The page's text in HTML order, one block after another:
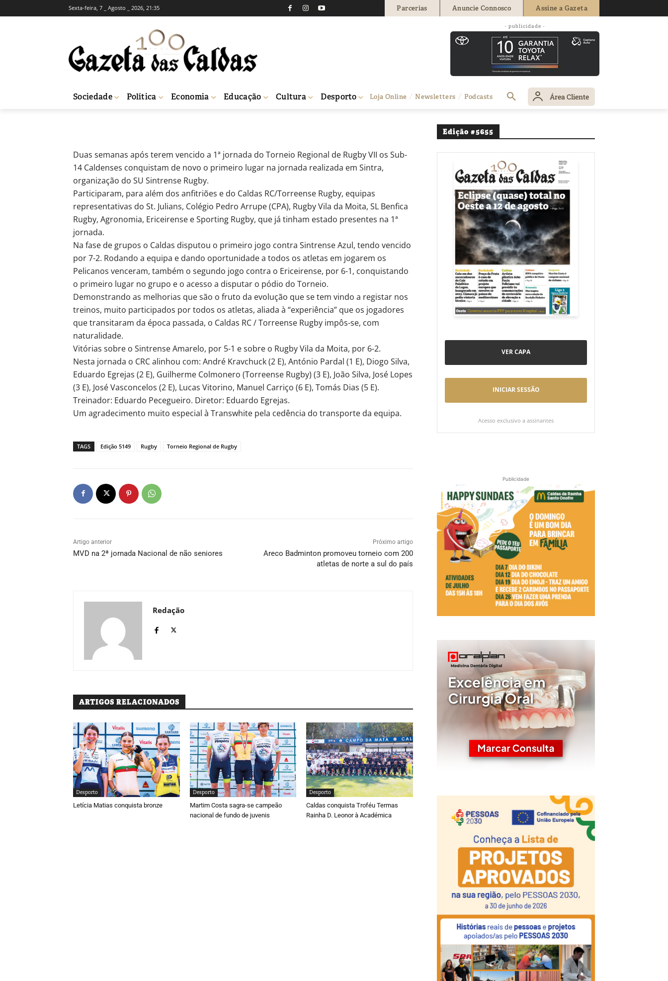
Sexta-feira, 7 _ Agosto _ 2026, 21:35 Parcerias Anuncie Connosco Assine a Gazeta
- publicidade -
Sociedade Política Economia Educação Cultura Desporto Loja Online Newsletters Podcasts Área Cliente
DESPORTO
Pelicanos vencem de novo em Sintra
Redação 25 de Novembro, 2016
Duas semanas após terem vencido a 1ª jornada do Torneio Regional de Rugby VII os Sub-
14 Caldenses conquistam de novo o primeiro lugar na jornada realizada em Sintra,
organização do SU Sintrense Rugby.
Participaram, para além dos anfitriões e do Caldas RC/Torreense Rugby, equipas
representativas do St. Julians, Colégio Pedro Arrupe (CPA), Rugby Vila da Moita, SL Benfica
Rugby, Agronomia, Ericeirense e Sporting Rugby, que já tinham estado presentes na 1ª
jornada.
Na fase de grupos o Caldas disputou o primeiro jogo contra Sintrense Azul, tendo vencido
por 7-2. Rodando a equipa e dando oportunidade a todos os atletas em jogarem os
Pelicanos venceram, também o segundo jogo contra o Ericeirense, por 6-1, conquistando
o primeiro lugar no grupo e o acesso a disputar o pódio do Torneio.
Demonstrando as melhorias que são o fruto da evolução que se tem vindo a registar nos
treinos, muito participados por todos os atletas, aliada à “experiência” que os jogadores
que transitaram da época passada, o Caldas RC / Torreense Rugby impôs-se, com
naturalidade.
Vitórias sobre o Sintrense Amarelo, por 5-1 e sobre o Rugby Vila da Moita, por 6-2.
Nesta jornada o CRC alinhou com: André Kravchuck (2 E), António Pardal (1 E), Diogo Silva,
Eduardo Egrejas (2 E), Guilherme Colmonero (Torreense Rugby) (3 E), João Silva, José Lopes
(3 E), José Vasconcelos (2 E), Lucas Vitorino, Manuel Carriço (6 E), Tomás Dias (5 E).
Treinador: Eduardo Pecegueiro. Diretor: Eduardo Egrejas.
Um agradecimento muito especial à Transwhite pela cedência do transporte da equipa.
TAGS Edição 5149 Rugby Torneio Regional de Rugby
Artigo anterior
MVD na 2ª jornada Nacional de não seniores
Próximo artigo
Areco Badminton promoveu torneio com 200
atletas de norte a sul do país
Redação
ARTIGOS RELACIONADOS
Desporto
Letícia Matias conquista bronze
Desporto
Martim Costa sagra-se campeão
nacional de fundo de juvenis
Desporto
Caldas conquista Troféu Termas
Rainha D. Leonor à Académica
Edição #5655
VER CAPA
INICIAR SESSÃO
Acesso exclusivo a assinantes
Publicidade